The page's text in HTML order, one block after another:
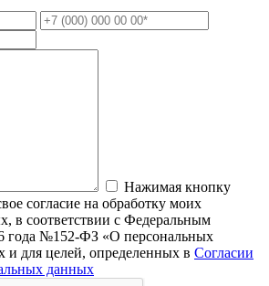
Нажимая кнопку
согласие на обработку моих
в соответствии с Федеральным
года №152-ФЗ «О персональных
и для целей, определенных в Согласии
данных